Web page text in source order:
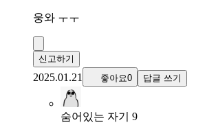
웅와 ㅜㅜ
신고하기
2025.01.21 좋아요0 답글 쓰기
숨어있는 자기 9